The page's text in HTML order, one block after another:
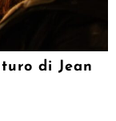
di Jean